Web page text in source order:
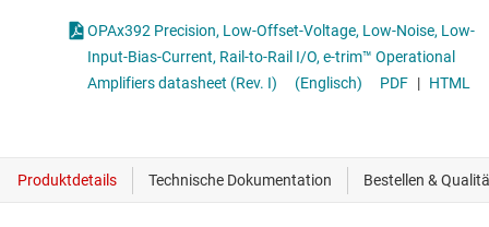
OPAx392 Precision, Low-Offset-Voltage, Low-Noise, Low-
Input-Bias-Current, Rail-to-Rail I/O, e-trim™ Operational
Amplifiers datasheet (Rev. I)
(Englisch) PDF | HTML